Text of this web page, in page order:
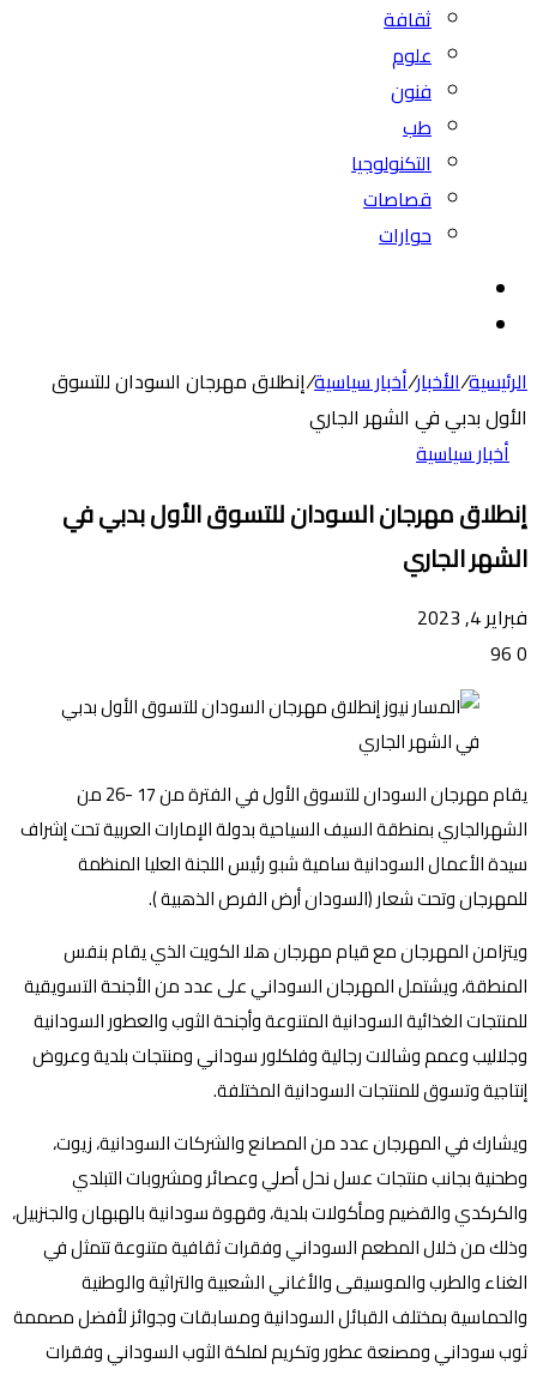
ثقافة
علوم
فنون
طب
التكنولوجيا
قصاصات
حوارات
الرئيسية/الأخبار/أخبار سياسية/إنطلاق مهرجان السودان للتسوق
الأول بدبي في الشهر الجاري
أخبار سياسية
إنطلاق مهرجان السودان للتسوق الأول بدبي في
الشهر الجاري
فبراير 4, 2023
0
يقام مهرجان السودان للتسوق الأول في الفترة من 17 -26 من
الشهرالجاري بمنطقة السيف السياحية بدولة الإمارات العربية تحت إشراف
سيدة الأعمال السودانية سامية شبو رئيس اللجنة العليا المنظمة
للمهرجان وتحت شعار (السودان أرض الفرص الذهبية ).
ويتزامن المهرجان مع قيام مهرجان هلا الكويت الذي يقام بنفس
المنطقة، ويشتمل المهرجان السوداني على عدد من الأجنحة التسويقية
للمنتجات الغذائية السودانية المتنوعة وأجنحة الثوب والعطور السودانية
وجلاليب وعمم وشالات رجالية وفلكلور سوداني ومنتجات بلدية وعروض
إنتاجية وتسوق للمنتجات السودانية المختلفة.
ويشارك في المهرجان عدد من المصانع والشركات السودانية، زيوت،
وطحنية بجانب منتجات عسل نحل أصلي وعصائر ومشروبات التبلدي
والكركدي والقضيم ومأكولات بلدية، وقهوة سودانية بالهبهان والجنزبيل،
وذلك من خلال المطعم السوداني وفقرات ثقافية متنوعة تتمثل في
الغناء والطرب والموسيقى والأغاني الشعبية والتراثية والوطنية
والحماسية بمختلف القبائل السودانية ومسابقات وجوائز لأفضل مصممة
ثوب سوداني ومصنعة عطور وتكريم لملكة الثوب السوداني وفقرات